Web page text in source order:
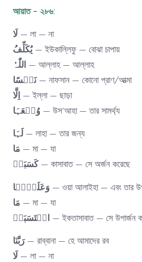
আয়াত – ২৮৬:
لَا — লা — না
یُکَلِّفُ— ইউকাল্লিফু — বোঝা চাপায়
اللّٰہُ — আল্লাহ — আল্লাহ
نَفۡسًا— নাফসান — কোনো প্রাণ/আত্মা
اِلَّا — ইল্লা — ছাড়া
وُسۡعَہَا — উস‘আহা — তার সামর্থ্য
لَہَا— লাহা — তার জন্য
مَا — মা — যা
کَسَبَتۡ— কাসাবাত — সে অর্জন করেছে
وَعَلَیۡہَا — ওয়া আলাইহা — এবং তার
مَا — মা — যা
اکۡتَسَبَتۡ — ইকতাসাবাত — সে উপার্জন
رَبَّنَا— রাব্বানা — হে আমাদের রব
لَا— লা — না